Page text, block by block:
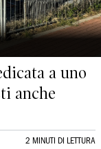
a uno
anche
2 MINUTI DI LETTURA